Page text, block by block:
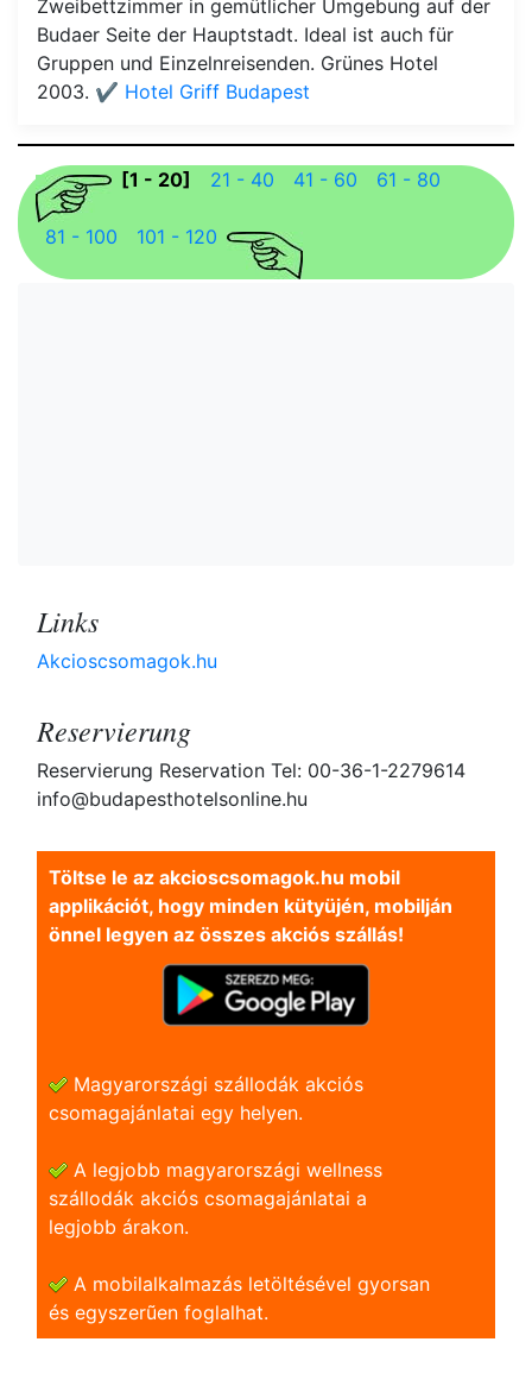
Zweibettzimmer in gemütlicher Umgebung auf der
Budaer Seite der Hauptstadt. Ideal ist auch für
Gruppen und Einzelnreisenden. Grünes Hotel
2003. ✔️ Hotel Griff Budapest
[1 - 20] 21 - 40 41 - 60 61 - 80
81 - 100 101 - 120
Links
Akcioscsomagok.hu
Reservierung
Reservierung Reservation Tel: 00-36-1-2279614
info@budapesthotelsonline.hu
Töltse le az akcioscsomagok.hu mobil
applikációt, hogy minden kütyüjén, mobilján
önnel legyen az összes akciós szállás!
Magyarországi szállodák akciós
csomagajánlatai egy helyen.
A legjobb magyarországi wellness
szállodák akciós csomagajánlatai a
legjobb árakon.
A mobilalkalmazás letöltésével gyorsan
és egyszerũen foglalhat.